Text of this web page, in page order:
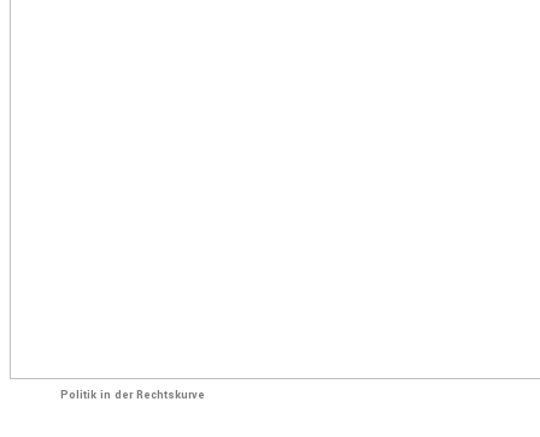
Politik in der Rechtskurve